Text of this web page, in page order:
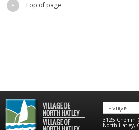
Top of page
Français
3125 Chemin
North Hatley,